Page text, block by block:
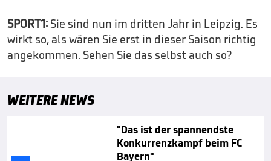
SPORT1: Sie sind nun im dritten Jahr in Leipzig. Es
wirkt so, als wären Sie erst in dieser Saison richtig
angekommen. Sehen Sie das selbst auch so?
WEITERE NEWS
"Das ist der spannendste
Konkurrenzkampf beim FC
Bayern"